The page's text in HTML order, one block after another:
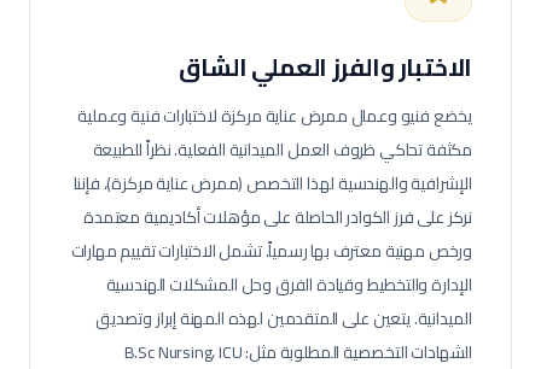
الاختبار والفرز العملي الشاق
يخضع فنيو وعمالممرض عناية مركزةلاختبارات فنية وعملية
مكثفة تحاكي ظروف العمل الميدانية الفعلية.نظراً للطبيعة
الإشرافية والهندسية لهذا التخصص (ممرض عناية مركزة)، فإننا
نركز على فرز الكوادر الحاصلة على مؤهلات أكاديمية معتمدة
ورخص مهنية معترف بها رسمياً. تشمل الاختبارات تقييم مهارات
الإدارة والتخطيط وقيادة الفرق وحل المشكلات الهندسية
الميدانية.يتعين على المتقدمين لهذه المهنة إبراز وتصديق
الشهادات التخصصية المطلوبة مثل: B.Sc Nursing، ICU